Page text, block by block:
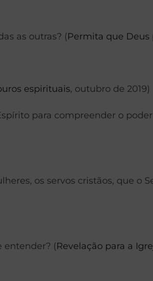
as outras? (Permita que Deus
espirituais, outubro de 2019)
para compreender o
os servos cristãos, que o
entender? (Revelação para a